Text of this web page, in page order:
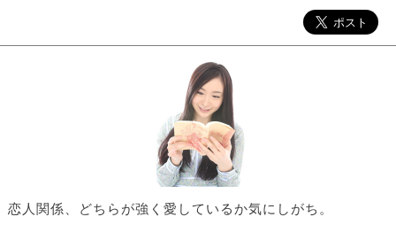
恋人関係、どちらが強く愛しているか気にしがち。